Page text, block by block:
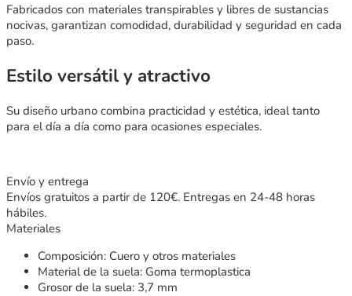
Fabricados con materiales transpirables y libres de sustancias
nocivas, garantizan comodidad, durabilidad y seguridad en cada
paso.
Estilo versátil y atractivo
Su diseño urbano combina practicidad y estética, ideal tanto
para el día a día como para ocasiones especiales.
Envío y entrega
Envíos gratuitos a partir de 120€. Entregas en 24-48 horas
hábiles.
Materiales
Composición: Cuero y otros materiales
Material de la suela: Goma termoplastica
Grosor de la suela: 3,7 mm